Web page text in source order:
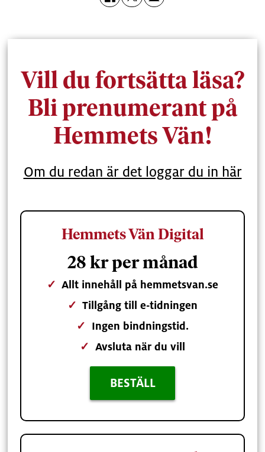
Vill du fortsätta läsa?
Bli prenumerant på
Hemmets Vän!
Om du redan är det loggar du in här
Hemmets Vän Digital
28 kr per månad
✓ Allt innehåll på hemmetsvan.se
✓ Tillgång till e-tidningen
✓ Ingen bindningstid.
✓ Avsluta när du vill
BESTÄLL